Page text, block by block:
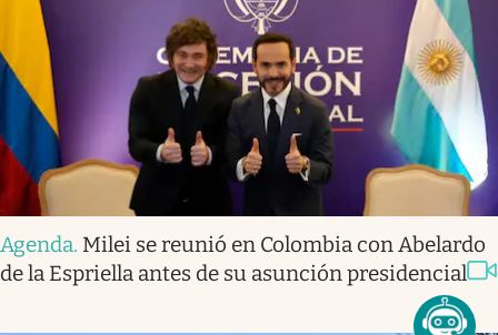
Agenda. Milei se reunió en Colombia con Abelardo
de la Espriella antes de su asunción presidencial